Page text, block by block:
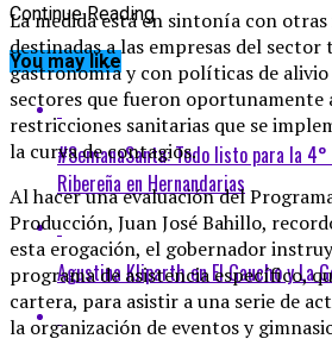
La medida está en sintonía con
destinadas a las empresas del
gastronomía y con políticas de
sectores que fueron oportunamente
restricciones sanitarias que se
la curva de contagios.
Al hacer una evaluación del
Producción, Juan José Bahillo,
esta erogación, el gobernador
programa de asistencia específico,
cartera, para asistir a una serie de
la organización de eventos y
Continue Reading
You may like
#SemanaSanta: Todo listo para la
Ribereña en Hernandarias
Agustina Kliparth en El Gaucho y La